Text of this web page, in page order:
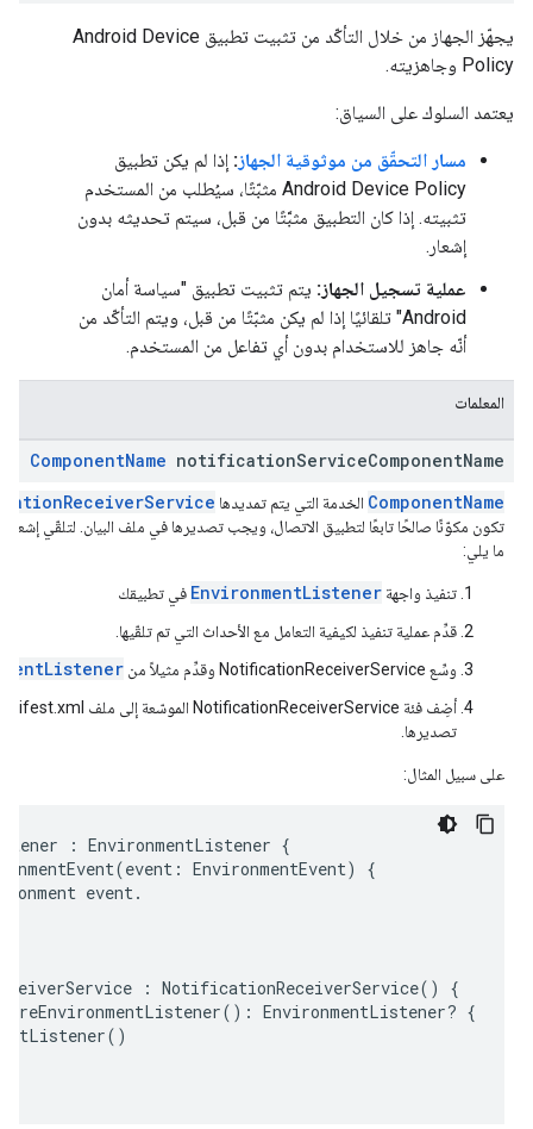
يجهّز الجهاز من خلال التأكّد من تثبيت تطبيق Android Device
Policy وجاهزيته.
يعتمد السلوك على السياق:
مسار التحقّق من موثوقية الجهاز: إذا لم يكن تطبيق
Android Device Policy مثبّتًا، سيُطلب من المستخدم
تثبيته. إذا كان التطبيق مثبَّتًا من قبل، سيتم تحديثه بدون
إشعار.
عملية تسجيل الجهاز: يتم تثبيت تطبيق "سياسة أمان
Android" تلقائيًا إذا لم يكن مثبّتًا من قبل، ويتم التأكّد من
أنّه جاهز للاستخدام بدون أي تفاعل من المستخدم.
المعلمات
ComponentName notificationServiceComponentName
ComponentName الخدمة التي يتم تمديدها
تكون مكوّنًا صالحًا تابعًا لتطبيق الاتصال، ويجب تصديرها في ملف البيان. لتلقّي
ما يلي:
تنفيذ واجهة EnvironmentListener في تطبيقك
قدِّم عملية تنفيذ لكيفية التعامل مع الأحداث التي تم تلقّيها.
وسِّع NotificationReceiverService وقدِّم مثيلاً من
تصديرها.
على سبيل المثال:
: EnvironmentListener {
(event: EnvironmentEvent) {
event.
: NotificationReceiverService() {
(): EnvironmentListener? {
()